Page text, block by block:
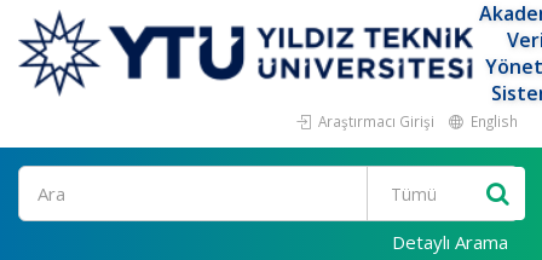
Araştırmacı Girişi English
Ara
Detaylı Arama